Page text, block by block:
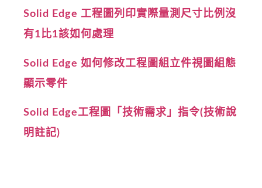
Solid Edge 工程圖列印實際量測尺寸比例沒
有1比1該如何處理
Solid Edge 如何修改工程圖組立件視圖組態
顯示零件
Solid Edge工程圖「技術需求」指令(技術說
明註記)